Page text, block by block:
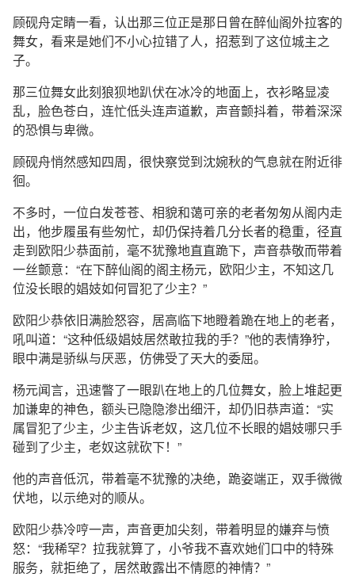
顾砚舟定睛一看，认出那三位正是那日曾在醉仙阁外拉客的
舞女，看来是她们不小心拉错了人，招惹到了这位城主之
子。
那三位舞女此刻狼狈地趴伏在冰冷的地面上，衣衫略显凌
乱，脸色苍白，连忙低头连声道歉，声音颤抖着，带着深深
的恐惧与卑微。
顾砚舟悄然感知四周，很快察觉到沈婉秋的气息就在附近徘
徊。
不多时，一位白发苍苍、相貌和蔼可亲的老者匆匆从阁内走
出，他步履虽有些匆忙，却仍保持着几分长者的稳重，径直
走到欧阳少恭面前，毫不犹豫地直直跪下，声音恭敬而带着
一丝颤意：“在下醉仙阁的阁主杨元，欧阳少主，不知这几
位没长眼的娼妓如何冒犯了少主？”
欧阳少恭依旧满脸怒容，居高临下地瞪着跪在地上的老者，
吼叫道：“这种低级娼妓居然敢拉我的手？”他的表情狰狞，
眼中满是骄纵与厌恶，仿佛受了天大的委屈。
杨元闻言，迅速瞥了一眼趴在地上的几位舞女，脸上堆起更
加谦卑的神色，额头已隐隐渗出细汗，却仍旧恭声道：“实
属冒犯了少主，少主告诉老奴，这几位不长眼的娼妓哪只手
碰到了少主，老奴这就砍下！”
他的声音低沉，带着毫不犹豫的决绝，跪姿端正，双手微微
伏地，以示绝对的顺从。
欧阳少恭冷哼一声，声音更加尖刻，带着明显的嫌弃与愤
怒：“我稀罕？拉我就算了，小爷我不喜欢她们口中的特殊
服务，就拒绝了，居然敢露出不情愿的神情？”